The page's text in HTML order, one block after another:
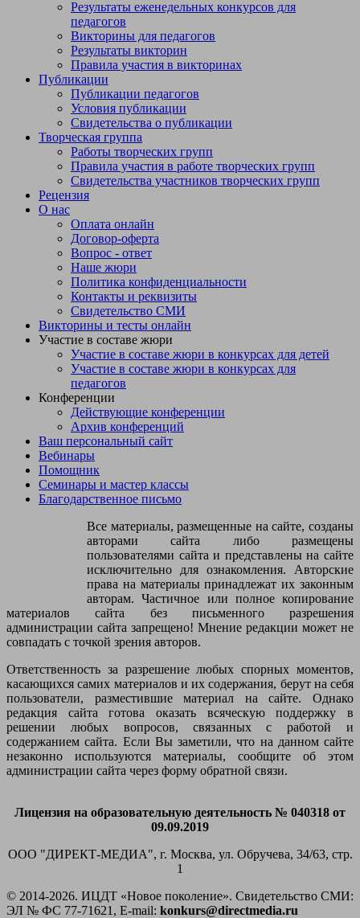
Результаты еженедельных конкурсов для
педагогов
Викторины для педагогов
Результаты викторин
Правила участия в викторинах
Публикации
Публикации педагогов
Условия публикации
Свидетельства о публикации
Творческая группа
Работы творческих групп
Правила участия в работе творческих групп
Свидетельства участников творческих групп
Рецензия
О нас
Оплата онлайн
Договор-оферта
Вопрос - ответ
Наше жюри
Политика конфиденциальности
Контакты и реквизиты
Свидетельство СМИ
Викторины и тесты онлайн
Участие в составе жюри
Участие в составе жюри в конкурсах для детей
Участие в составе жюри в конкурсах для
педагогов
Конференции
Действующие конференции
Архив конференций
Ваш персональный сайт
Вебинары
Помощник
Семинары и мастер классы
Благодарственное письмо
Все материалы, размещенные на сайте, созданы
авторами сайта либо размещены
пользователями сайта и представлены на сайте
исключительно для ознакомления. Авторские
права на материалы принадлежат их законным
авторам. Частичное или полное копирование
материалов сайта без письменного разрешения
администрации сайта запрещено! Мнение редакции может не
совпадать с точкой зрения авторов.
Ответственность за разрешение любых спорных моментов,
касающихся самих материалов и их содержания, берут на себя
пользователи, разместившие материал на сайте. Однако
редакция сайта готова оказать всяческую поддержку в
решении любых вопросов, связанных с работой и
содержанием сайта. Если Вы заметили, что на данном сайте
незаконно используются материалы, сообщите об этом
администрации сайта через форму обратной связи.
Лицензия на образовательную деятельность № 040318 от
09.09.2019
ООО "ДИРЕКТ-МЕДИА", г. Москва, ул. Обручева, 34/63, стр.
1
© 2014-2026. ИЦДТ «Новое поколение». Свидетельство СМИ:
ЭЛ № ФС 77-71621, E-mail: konkurs@directmedia.ru